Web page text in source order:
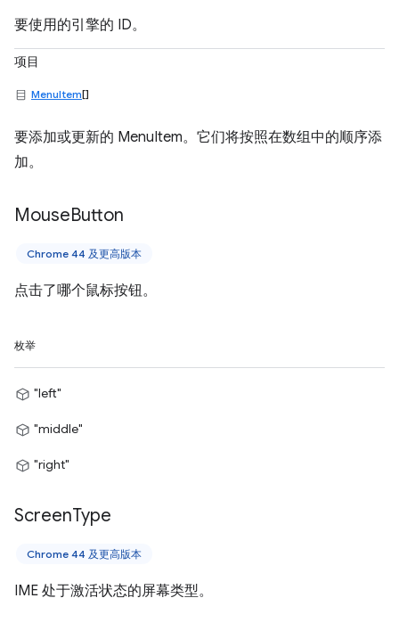
要使用的引擎的 ID。
项目
MenuItem[]
要添加或更新的 MenuItem。它们将按照在数组中的顺序添
加。
MouseButton
Chrome 44 及更高版本
点击了哪个鼠标按钮。
枚举
"left"
"middle"
"right"
ScreenType
Chrome 44 及更高版本
IME 处于激活状态的屏幕类型。